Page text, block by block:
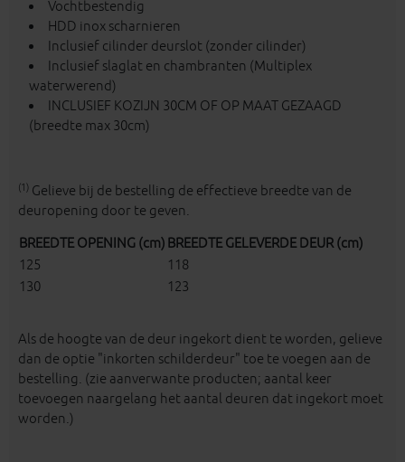
Vochtbestendig
HDD inox scharnieren
Inclusief cilinder deurslot (zonder cilinder)
Inclusief slaglat en chambranten (Multiplex
waterwerend)
INCLUSIEF KOZIJN 30CM OF OP MAAT GEZAAGD
(breedte max 30cm)
(1) Gelieve bij de bestelling de effectieve breedte van de
deuropening door te geven.
BREEDTE OPENING (cm) BREEDTE GELEVERDE DEUR (cm)
125
118
130
123
Als de hoogte van de deur ingekort dient te worden, gelieve
dan de optie "inkorten schilderdeur" toe te voegen aan de
bestelling. (zie aanverwante producten; aantal keer
toevoegen naargelang het aantal deuren dat ingekort moet
worden.)